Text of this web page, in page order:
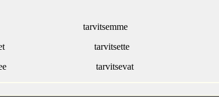
tarvitsemme
tarvitsette
tarvitsevat